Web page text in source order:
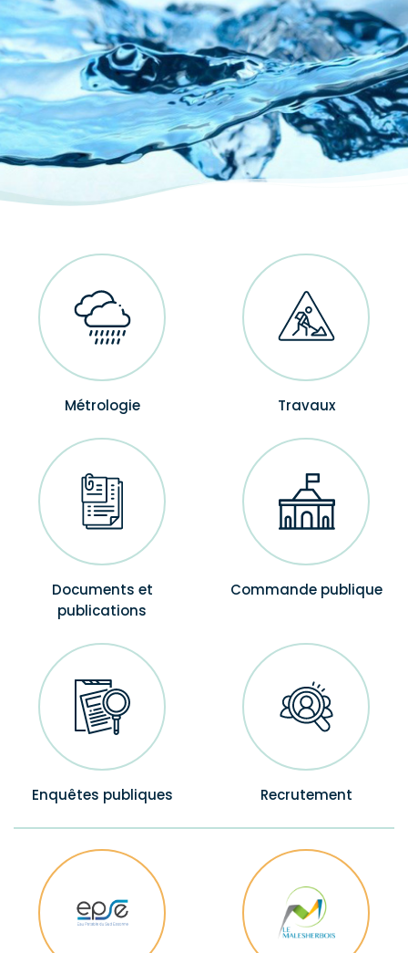
ACCÈS DIRECTS
Métrologie Travaux
Documents et
publications
Commande publique
Enquêtes publiques Recrutement